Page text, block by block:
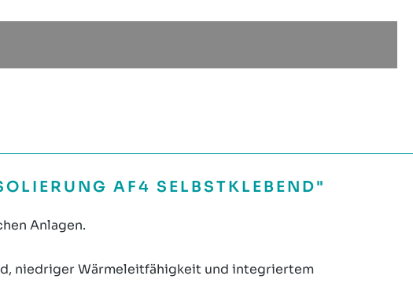
AF4 SELBSTKLEBEND"
Anlagen.
niedriger Wärmeleitfähigkeit und integriertem